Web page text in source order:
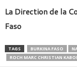
La Direction de la
Faso
TAGS BURKINA FASO
ROCH MARC CHRISTIAN